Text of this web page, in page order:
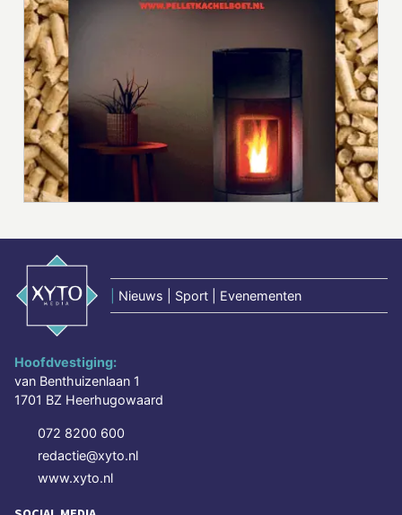
Nieuws | Sport | Evenementen
Hoofdvestiging:
van Benthuizenlaan 1
1701 BZ Heerhugowaard
072 8200 600
redactie@xyto.nl
www.xyto.nl